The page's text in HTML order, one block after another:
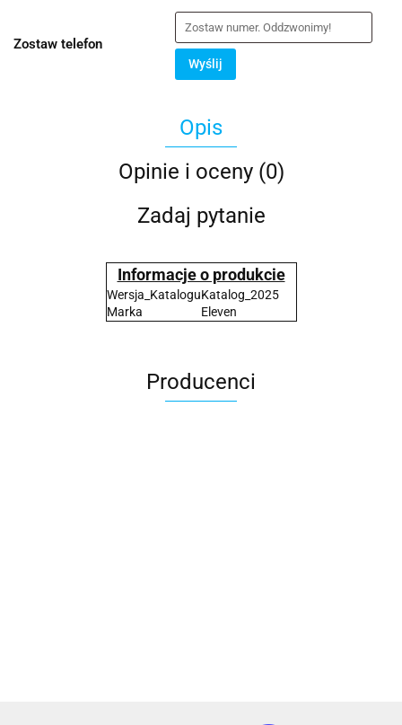
Zostaw telefon
Wyślij
Opis
Opinie i oceny (0)
Zadaj pytanie
Informacje o produkcie
Wersja_KataloguKatalog_2025
Marka
Eleven
Producenci